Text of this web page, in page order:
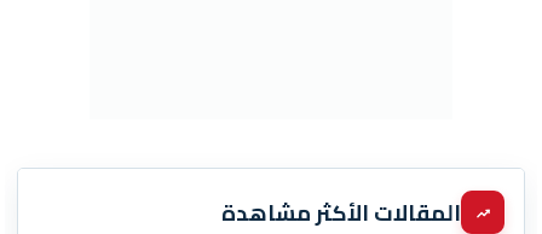
المقالات الأكثر مشاهدة